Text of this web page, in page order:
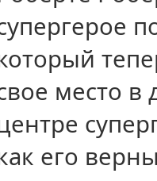
место в
его